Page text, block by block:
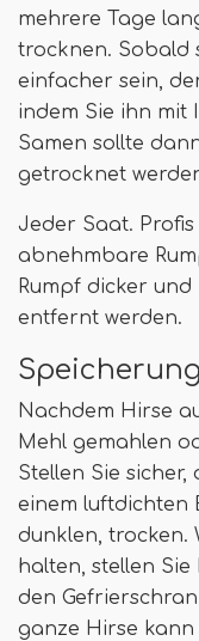
mehrere Tage
trocknen. Sobald
einfacher sein,
indem Sie ihn mit
Samen sollte
getrocknet
Jeder Saat.
abnehmbare
Rumpf dicker
entfernt werden.
Speicherung
Nachdem Hirse
Mehl gemahlen
Stellen Sie
einem luftdichten
dunklen, trocken.
halten, stellen
den
ganze Hirse